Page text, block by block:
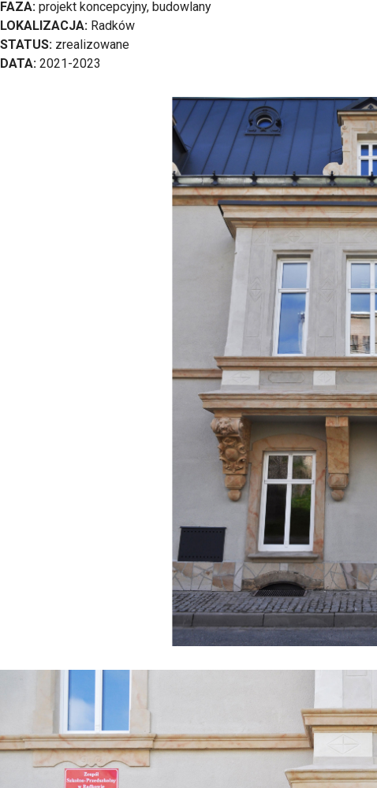
FAZA: projekt koncepcyjny, budowlany
LOKALIZACJA: Radków
STATUS: zrealizowane
DATA: 2021-2023